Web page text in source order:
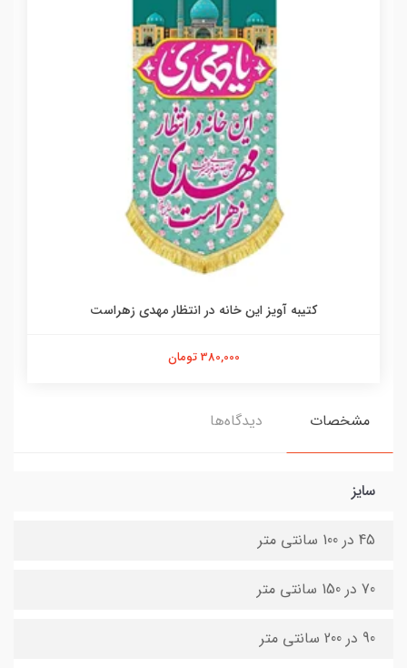
کتیبه آویز این خانه در انتظار مهدی زهراست
380,000 تومان
مشخصات دیدگاه‌ها
سایز
45 در 100 سانتی متر
70 در 150 سانتی متر
90 در 200 سانتی متر